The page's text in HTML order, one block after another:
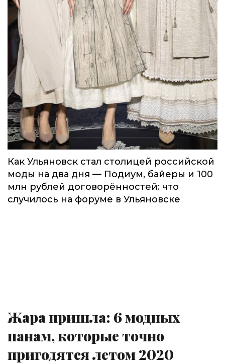
Как Ульяновск стал столицей российской
моды на два дня — Подиум, байеры и 100
млн рублей договорённостей: что
случилось на форуме в Ульяновске
Жара пришла: 6 модных
панам, которые точно
пригодятся летом 2020